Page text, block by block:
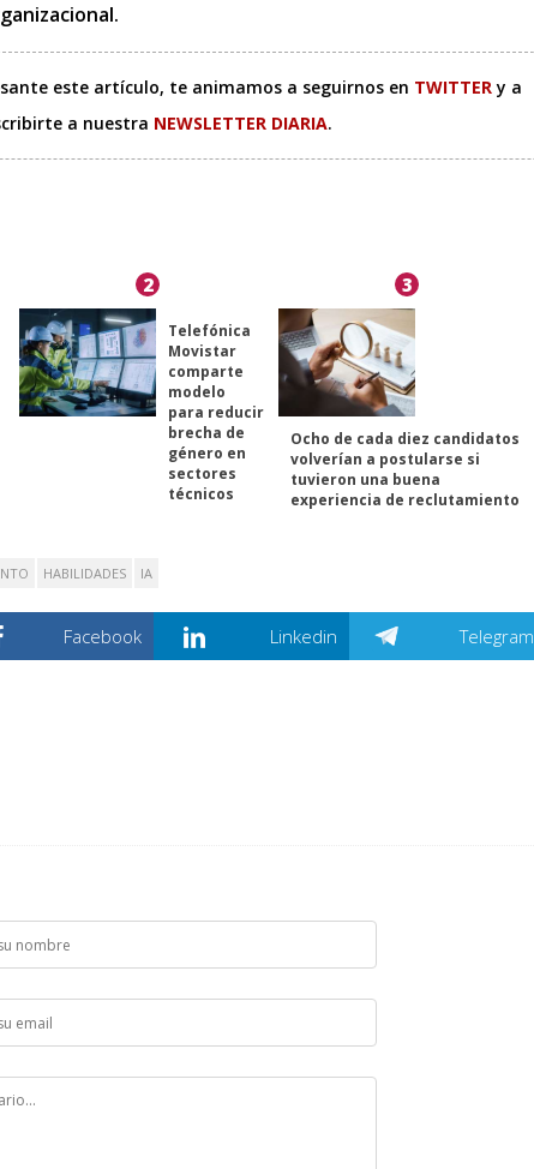
este artículo, te animamos a seguirnos en TWITTERy a
a nuestra NEWSLETTER DIARIA.
2
Telefónica
Movistar
comparte
modelo
para reducir
brecha de
género en
sectores
técnicos
3
Ocho de cada diez candidatos
volverían a postularse si
tuvieron una buena
experiencia de reclutamiento
HABILIDADES IA
Facebook Linkedin Telegram